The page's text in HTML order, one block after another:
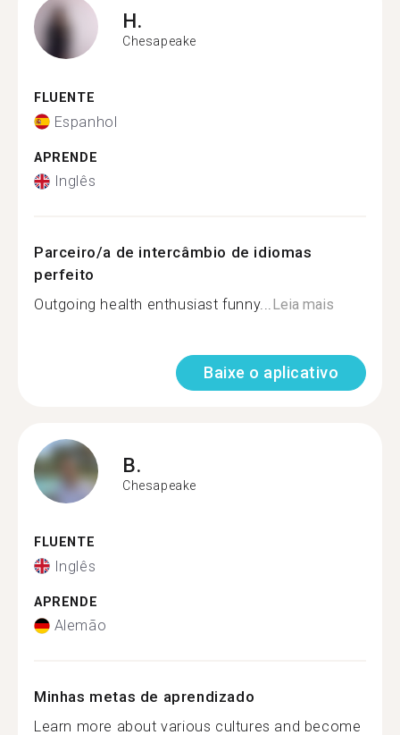
H.
Chesapeake
FLUENTE
Espanhol
APRENDE
Inglês
Parceiro/a de intercâmbio de idiomas
perfeito
Outgoing health enthusiast funny...Leia mais
Baixe o aplicativo
B.
Chesapeake
FLUENTE
Inglês
APRENDE
Alemão
Minhas metas de aprendizado
Learn more about various cultures and become